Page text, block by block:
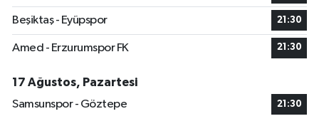
Beşiktaş - Eyüpspor 21:30
Amed - Erzurumspor FK 21:30
17 Ağustos, Pazartesi
Samsunspor - Göztepe
21:30